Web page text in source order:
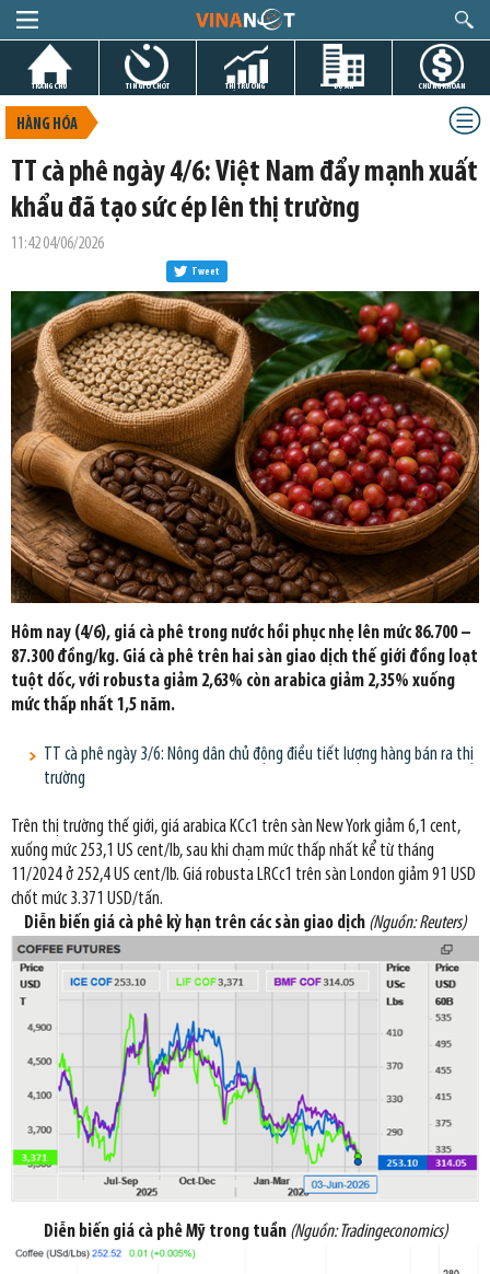
TRANG CHỦ TIN GIỜ CHÓT THỊ TRƯỜNG DỰ ÁN CHỨNG KHOÁN
HÀNG HÓA
TT cà phê ngày 4/6: Việt Nam đẩy mạnh xuất
khẩu đã tạo sức ép lên thị trường
11:42 04/06/2026
Tweet
Hôm nay (4/6), giá cà phê trong nước hồi phục nhẹ lên mức 86.700 –
87.300 đồng/kg. Giá cà phê trên hai sàn giao dịch thế giới đồng loạt
tuột dốc, với robusta giảm 2,63% còn arabica giảm 2,35% xuống
mức thấp nhất 1,5 năm.
TT cà phê ngày 3/6: Nông dân chủ động điều tiết lượng hàng bán ra thị
trường
Trên thị trường thế giới, giá arabica KCc1 trên sàn New York giảm 6,1 cent,
xuống mức 253,1 US cent/lb, sau khi chạm mức thấp nhất kể từ tháng
11/2024 ở 252,4 US cent/lb. Giá robusta LRCc1 trên sàn London giảm 91 USD
chốt mức 3.371 USD/tấn.
Diễn biến giá cà phê kỳ hạn trên các sàn giao dịch (Nguồn: Reuters)
Diễn biến giá cà phê Mỹ trong tuần (Nguồn:Tradingeconomics)